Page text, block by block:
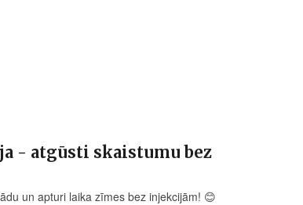
- atgūsti skaistumu bez
un apturi laika zīmes bez injekcijām! 😊